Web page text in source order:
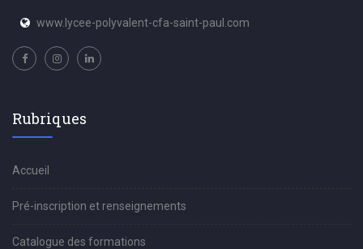
www.lycee-polyvalent-cfa-saint-paul.com
Rubriques
Accueil
Pré-inscription et renseignements
Catalogue des formations